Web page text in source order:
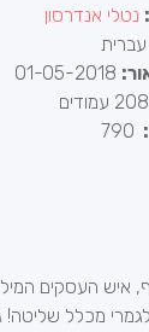
נטלי אנדרסון
עברית
208 עמודים
איש העסקים
מכלל